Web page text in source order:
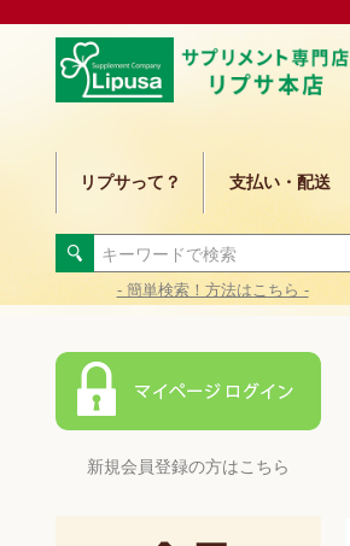
リプサって？ 支払い・配送
- 簡単検索！方法はこちら -
新規会員登録の方はこちら